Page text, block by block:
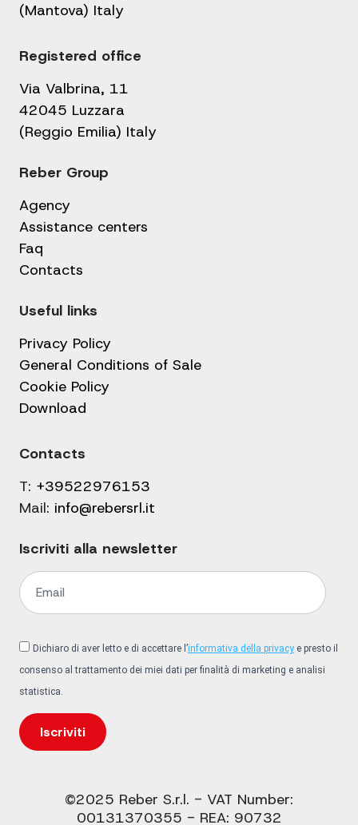
(Mantova) Italy
Registered office
Via Valbrina, 11
42045 Luzzara
(Reggio Emilia) Italy
Reber Group
Agency
Assistance centers
Faq
Contacts
Useful links
Privacy Policy
General Conditions of Sale
Cookie Policy
Download
Contacts
T: +39522976153
Mail: info@rebersrl.it
Iscriviti alla newsletter
Dichiaro di aver letto e di accettare l’informativa della privacy e presto il
consenso al trattamento dei miei dati per finalità di marketing e analisi
statistica.
Iscriviti
©2025 Reber S.r.l. - VAT Number:
00131370355 - REA: 90732